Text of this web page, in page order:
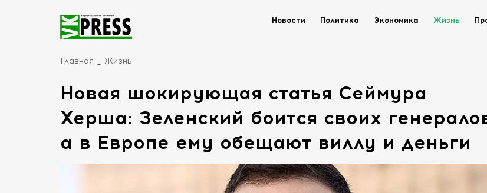
Новости Политика Экономика Жизнь
Главная Жизнь
Новая шокирующая статья Сеймура
Херша: Зеленский боится своих
а в Европе ему обещают виллу и деньги